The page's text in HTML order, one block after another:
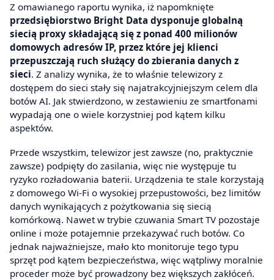
Z omawianego raportu wynika, iż napomknięte
przedsiębiorstwo Bright Data dysponuje globalną
siecią proxy składającą się z ponad 400 milionów
domowych adresów IP, przez które jej klienci
przepuszczają ruch służący do zbierania danych z
sieci. Z analizy wynika, że to właśnie telewizory z
dostępem do sieci stały się najatrakcyjniejszym celem dla
botów AI. Jak stwierdzono, w zestawieniu ze smartfonami
wypadają one o wiele korzystniej pod kątem kilku
aspektów.
Przede wszystkim, telewizor jest zawsze (no, praktycznie
zawsze) podpięty do zasilania, więc nie występuje tu
ryzyko rozładowania baterii. Urządzenia te stale korzystają
z domowego Wi-Fi o wysokiej przepustowości, bez limitów
danych wynikających z pożytkowania się siecią
komórkową. Nawet w trybie czuwania Smart TV pozostaje
online i może potajemnie przekazywać ruch botów. Co
jednak najważniejsze, mało kto monitoruje tego typu
sprzęt pod kątem bezpieczeństwa, więc wątpliwy moralnie
proceder może być prowadzony bez większych zakłóceń.